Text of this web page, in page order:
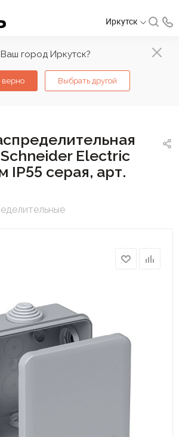
Ваш город Иркутск?
верно Выбрать другой
Иркутск
Electric
IP55 серая, арт.